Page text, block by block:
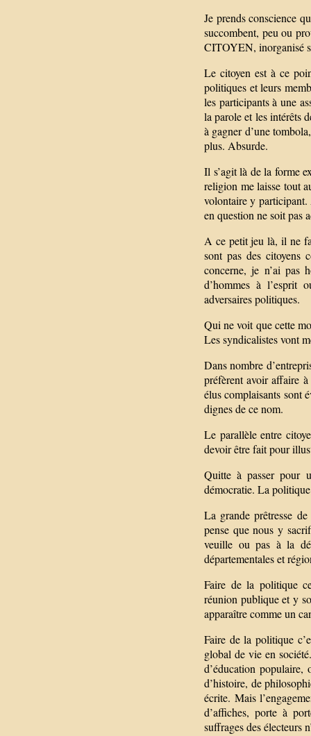
Je prends conscience
succombent, peu ou
CITOYEN, inorganisé
Le citoyen est à ce
politiques et leurs
les participants à une
la parole et les intérêts
à gagner d’une
plus. Absurde.
Il s’agit là de la forme
religion me laisse tout
volontaire y
en question ne soit pas
A ce petit jeu là, il ne
sont pas des citoyens
concerne, je n’ai pas
d’hommes à l’esprit
adversaires politiques.
Qui ne voit que cette
Les syndicalistes vont
Dans nombre
préfèrent avoir affaire
élus complaisants sont
dignes de ce nom.
Le parallèle entre
devoir être fait pour
Quitte à passer pour
démocratie. La
La grande prêtresse
pense que nous y
veuille ou pas à la
départementales et
Faire de la politique
réunion publique et y
apparaître comme un
Faire de la politique
global de vie en
d’éducation populaire,
d’histoire, de
écrite. Mais
d’affiches, porte à
suffrages des électeurs